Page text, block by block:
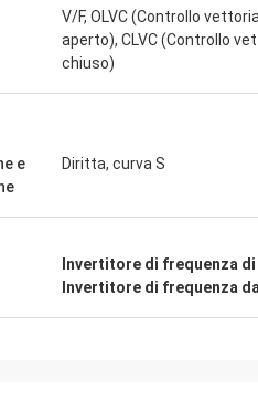
V/F, OLVC (Controllo
aperto), CLVC (Controllo
chiuso)
e
Diritta, curva S
Invertitore di frequenza
Invertitore di frequenza